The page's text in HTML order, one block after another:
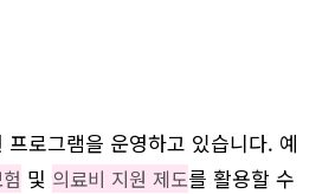
프로그램을 운영하고 있습니다. 예
및 의료비 지원 제도를 활용할 수